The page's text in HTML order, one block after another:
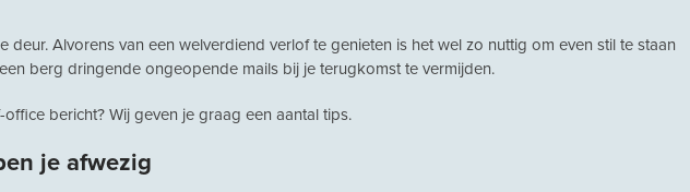
deur. Alvorens van een welverdiend verlof te genieten is het wel zo nuttig om even stil te staan
berg dringende ongeopende mails bij je terugkomst te vermijden.
bericht? Wij geven je graag een aantal tips.
je afwezig